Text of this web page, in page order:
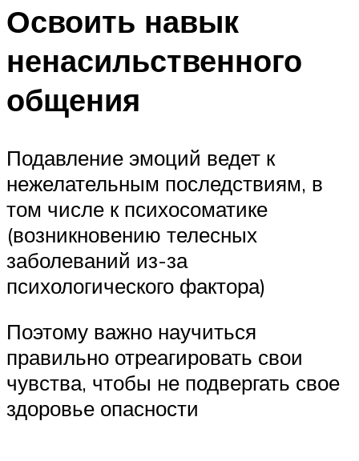
Освоить навык
ненасильственного
общения
Подавление эмоций ведет к
нежелательным последствиям, в
том числе к психосоматике
(возникновению телесных
заболеваний из-за
психологического фактора)
Поэтому важно научиться
правильно отреагировать свои
чувства, чтобы не подвергать свое
здоровье опасности